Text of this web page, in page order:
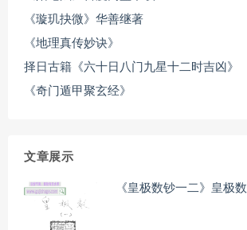
《璇玑抉微》华善继著
《地理真传妙诀》
择日古籍《六十日八门九星十二时吉凶》
《奇门遁甲聚玄经》
文章展示
《皇极数钞一二》皇极数